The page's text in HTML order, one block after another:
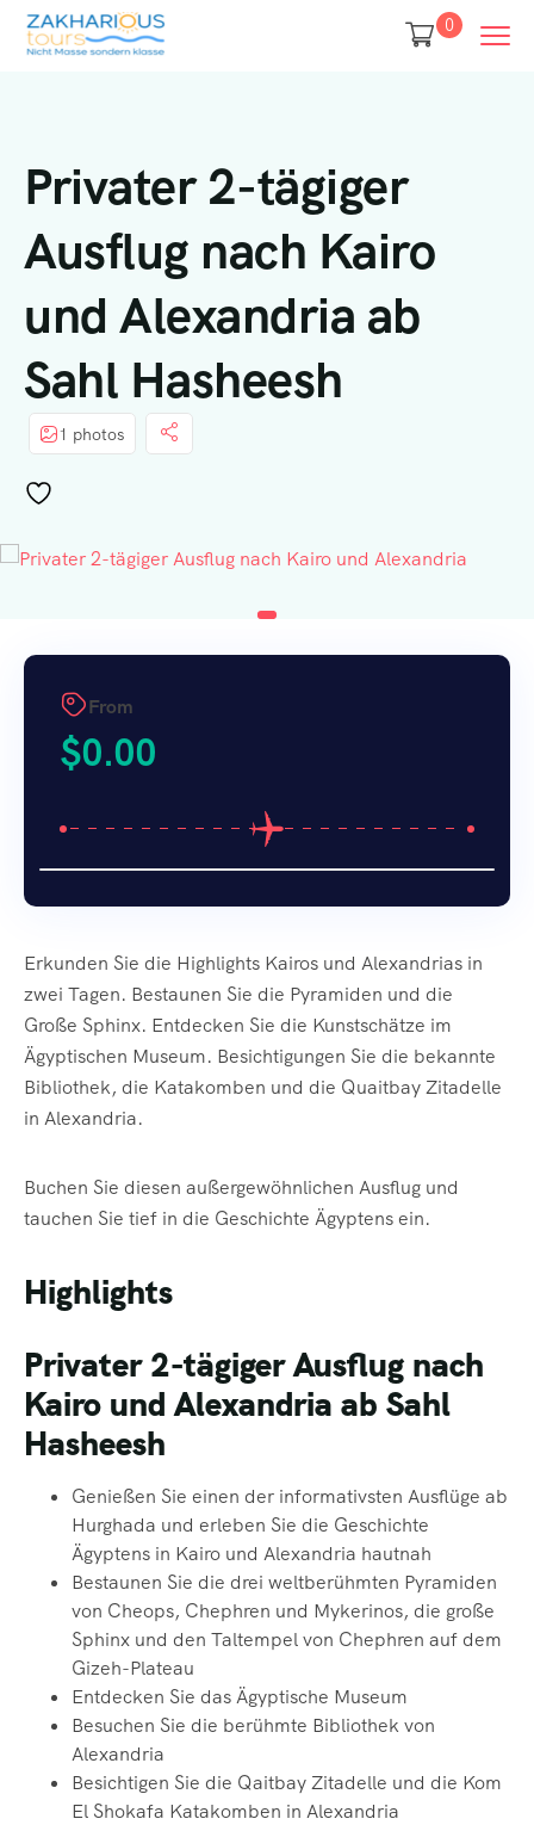
0
Privater 2-tägiger
Ausflug nach Kairo
und Alexandria ab
Sahl Hasheesh
1 photos
Erkunden Sie die Highlights Kairos und Alexandrias in
zwei Tagen. Bestaunen Sie die Pyramiden und die
Große Sphinx. Entdecken Sie die Kunstschätze im
Ägyptischen Museum. Besichtigungen Sie die bekannte
Bibliothek, die Katakomben und die Quaitbay Zitadelle
in Alexandria.
Buchen Sie diesen außergewöhnlichen Ausflug und
tauchen Sie tief in die Geschichte Ägyptens ein.
Highlights
Privater 2-tägiger Ausflug nach
Kairo und Alexandria ab Sahl
Hasheesh
Genießen Sie einen der informativsten Ausflüge ab
Hurghada und erleben Sie die Geschichte
Ägyptens in Kairo und Alexandria hautnah
Bestaunen Sie die drei weltberühmten Pyramiden
von Cheops, Chephren und Mykerinos, die große
Sphinx und den Taltempel von Chephren auf dem
Gizeh-Plateau
Entdecken Sie das Ägyptische Museum
Besuchen Sie die berühmte Bibliothek von
Alexandria
Besichtigen Sie die Qaitbay Zitadelle und die Kom
El Shokafa Katakomben in Alexandria
From
$0.00